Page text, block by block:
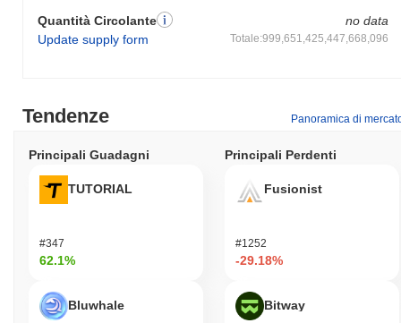
Quantità Circolante
Update supply form
no data
Totale:999,651,425,447,668,096
Tendenze Panoramica di
Principali Guadagni
TUTORIAL
#347
62.1%
Bluwhale
Principali Perdenti
Fusionist
#1252
-29.18%
Bitway